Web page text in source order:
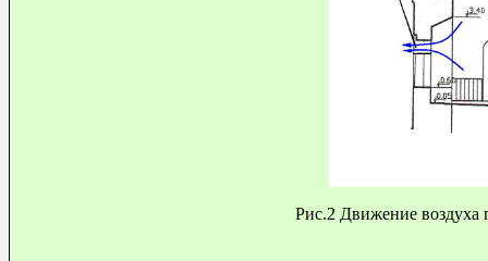
Рис.2 Движение воздуха